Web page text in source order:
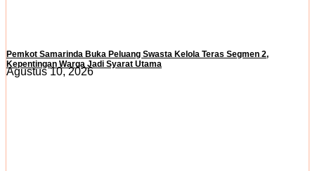
Pemkot Samarinda Buka Peluang Swasta Kelola Teras Segmen 2,
Kepentingan Warga Jadi Syarat Utama
Agustus 10, 2026